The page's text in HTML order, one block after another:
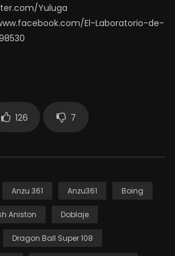
Yuluga
El-Laboratorio-de-
126 7
Anzu 361 Anzu361 Boing
Aniston Doblaje
Dragon Ball Super 108